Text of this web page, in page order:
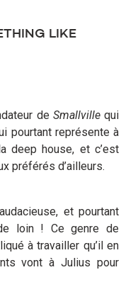
LIKE
de Smallvillequi
pourtant représente à
deep house, et c’est
préférés d’ailleurs.
et pourtant
loin ! Ce genre de
à travailler qu’il en
vont à Julius pour